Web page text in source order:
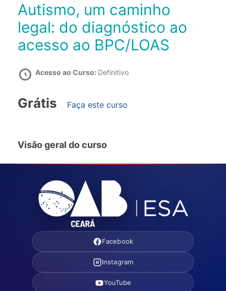
Autismo, um caminho
legal: do diagnóstico ao
acesso ao BPC/LOAS
Acesso ao Curso: Definitivo
Grátis Faça este curso
Visão geral do curso
Facebook
Instagram
YouTube